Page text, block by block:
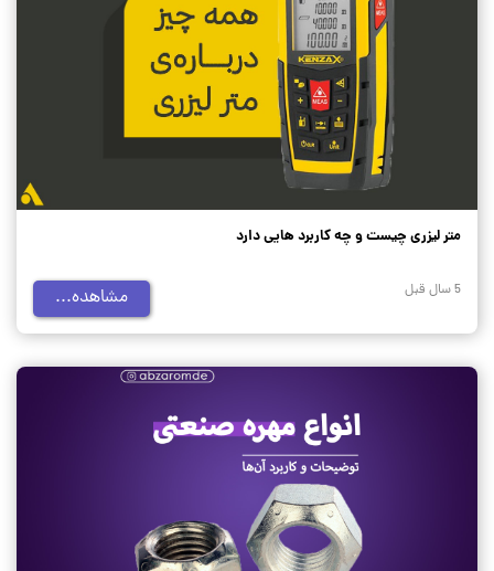
متر لیزری چیست و چه کاربرد هایی دارد
5 سال قبل مشاهده...